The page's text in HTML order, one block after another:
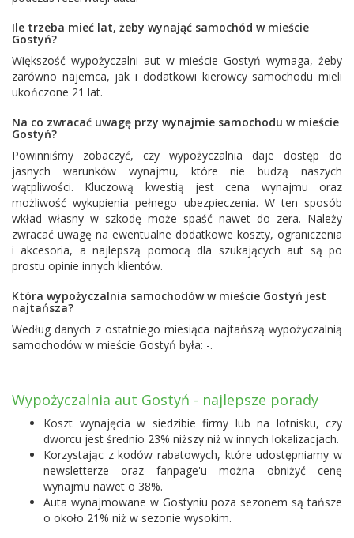
Ile trzeba mieć lat, żeby wynająć samochód w mieście
Gostyń?
Większość wypożyczalni aut w mieście Gostyń wymaga, żeby
zarówno najemca, jak i dodatkowi kierowcy samochodu mieli
ukończone 21 lat.
Na co zwracać uwagę przy wynajmie samochodu w mieście
Gostyń?
Powinniśmy zobaczyć, czy wypożyczalnia daje dostęp do
jasnych warunków wynajmu, które nie budzą naszych
wątpliwości. Kluczową kwestią jest cena wynajmu oraz
możliwość wykupienia pełnego ubezpieczenia. W ten sposób
wkład własny w szkodę może spaść nawet do zera. Należy
zwracać uwagę na ewentualne dodatkowe koszty, ograniczenia
i akcesoria, a najlepszą pomocą dla szukających aut są po
prostu opinie innych klientów.
Która wypożyczalnia samochodów w mieście Gostyń jest
najtańsza?
Według danych z ostatniego miesiąca najtańszą wypożyczalnią
samochodów w mieście Gostyń była: -.
Wypożyczalnia aut Gostyń - najlepsze porady
Koszt wynajęcia w siedzibie firmy lub na lotnisku, czy
dworcu jest średnio 23% niższy niż w innych lokalizacjach.
Korzystając z kodów rabatowych, które udostępniamy w
newsletterze oraz fanpage'u można obniżyć cenę
wynajmu nawet o 38%.
Auta wynajmowane w Gostyniu poza sezonem są tańsze
o około 21% niż w sezonie wysokim.